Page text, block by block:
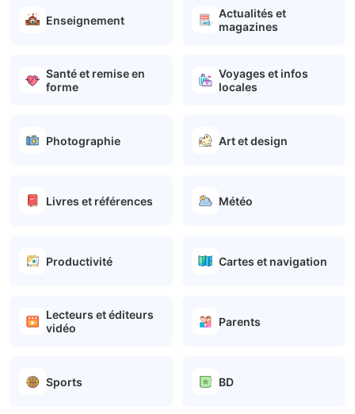
Enseignement
Actualités et
magazines
Santé et remise en
forme
Voyages et infos
locales
Photographie Art et design
Livres et références Météo
Productivité Cartes et navigation
Lecteurs et éditeurs
vidéo
Parents
Sports BD